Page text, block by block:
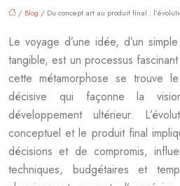
/ Blog / Du concept art au produit final :
Le voyage d’une idée, d’un
tangible, est un processus
cette métamorphose se trouve
décisive qui façonne la
développement ultérieur.
conceptuel et le produit final
décisions et de compromis,
techniques, budgétaires et